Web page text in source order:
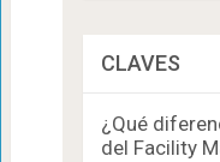
CLAVES
¿Qué
del Facility